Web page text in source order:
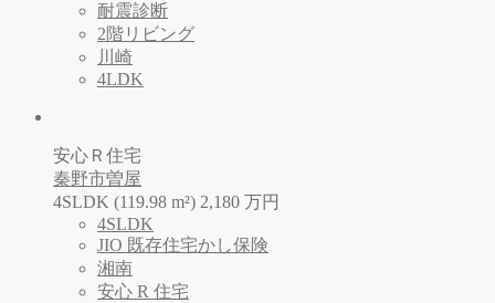
耐震診断
2階リビング
川崎
4LDK
安心Ｒ住宅
秦野市曽屋
4SLDK (119.98 m²) 2,180 万円
4SLDK
JIO 既存住宅かし保険
湘南
安心 R 住宅